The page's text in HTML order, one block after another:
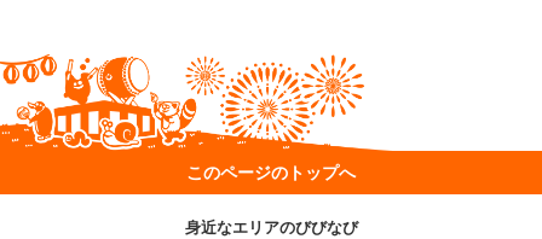
このページのトップへ
身近なエリアのびびなび